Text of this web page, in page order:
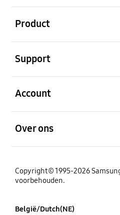
Product
Support
Account
Over ons
Copyright© 1995-2026
voorbehouden.
België/Dutch(NE)